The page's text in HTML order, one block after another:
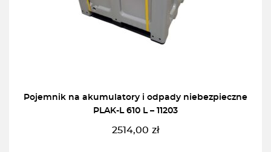
Pojemnik na akumulatory i odpady niebezpieczne
PLAK-L 610 L – 11203
2514,00 zł